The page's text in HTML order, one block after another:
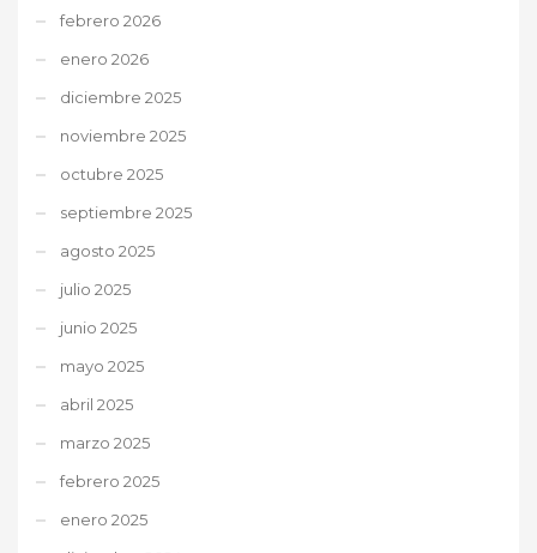
febrero 2026
enero 2026
diciembre 2025
noviembre 2025
octubre 2025
septiembre 2025
agosto 2025
julio 2025
junio 2025
mayo 2025
abril 2025
marzo 2025
febrero 2025
enero 2025